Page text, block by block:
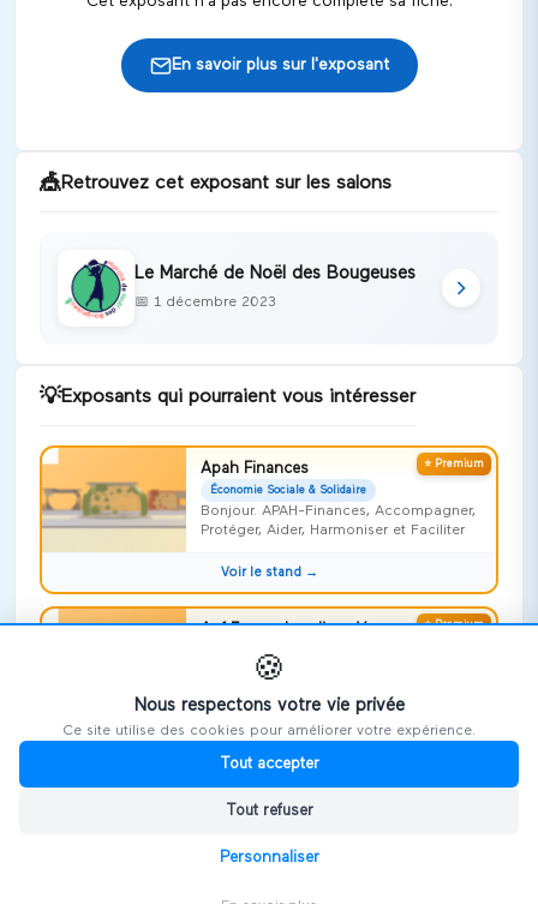
En savoir plus sur l'exposant
🎪Retrouvez cet exposant sur les salons
Le Marché de Noël des Bougeuses
📅 1 décembre 2023
💡Exposants qui pourraient vous intéresser
⭐ Premium
Apah Finances
Économie Sociale & Solidaire
Bonjour. APAH-Finances, Accompagner,
Protéger, Aider, Harmoniser et Faciliter
Voir le stand →
⭐ Premium
Apf France handicap Vosges
Risquer l'impossible !
Voir le stand →
Repideodat
On ne naît pas aidant, on le devient,
🍪
Nous respectons votre vie privée
Ce site utilise des cookies pour améliorer votre expérience.
Tout accepter
Tout refuser
Personnaliser